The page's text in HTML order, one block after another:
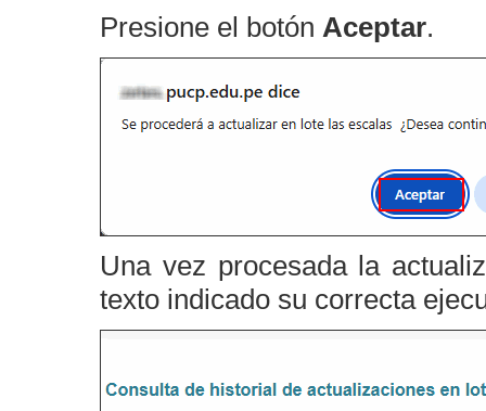
Presione el botón Aceptar.
Una vez procesada la
texto indicado su correcta